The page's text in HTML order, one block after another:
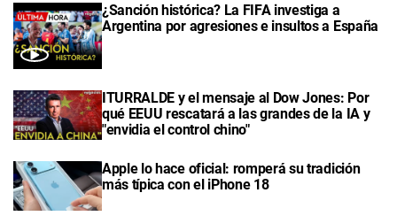
¿Sanción histórica? La FIFA investiga a
Argentina por agresiones e insultos a España
ITURRALDE y el mensaje al Dow Jones: Por
qué EEUU rescatará a las grandes de la IA y
"envidia el control chino"
Apple lo hace oficial: romperá su tradición
más típica con el iPhone 18